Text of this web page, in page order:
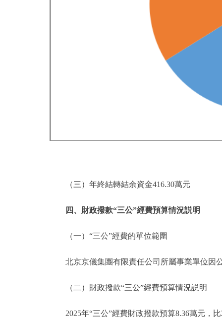
（三）年終結轉結余資金416.30萬元
四、財政撥款“三公”經費預算情況説明
（一）“三公”經費的單位範圍
北京京儀集團有限責任公司所屬事業單位因公
（二）財政撥款“三公”經費預算情況説明
2025年“三公”經費財政撥款預算8.36萬元，比